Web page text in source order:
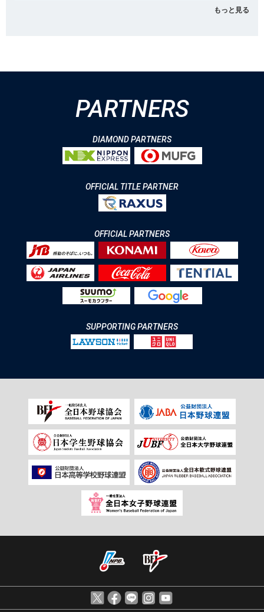
もっと見る
PARTNERS
DIAMOND PARTNERS
OFFICIAL TITLE PARTNER
OFFICIAL PARTNERS
SUPPORTING PARTNERS